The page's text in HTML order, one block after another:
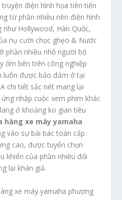
điện hình họa tiên tiến
từ phần nhiều nền điện hình
Hollywood, Hàn Quốc,
nụ cười chọc ghẹo & Nước
phần nhiều nhỏ người bộ
ốm bên trên công nghiệp
luôn được bảo đảm ở tại
chi tiết sắc nét mang lại
nhập cuộc xem phim khác
ở khoảng ko gian tiêu
hàng xe máy yamaha
vào sự bài bác toán cấp
cao, được tuyển chọn
khiển của phần nhiều đối
lại khán giả.
xe máy yamaha phương